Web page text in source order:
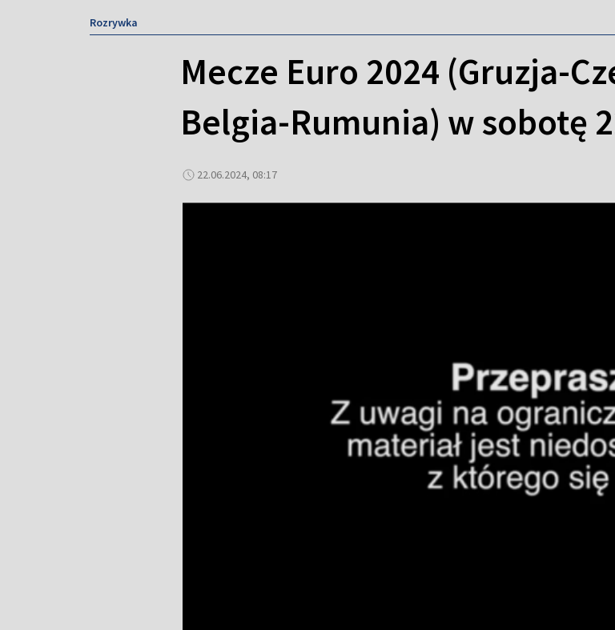
Rozrywka
Mecze Euro 2024 (Gruzja-
Belgia-Rumunia) w sobotę
22.06.2024, 08:17